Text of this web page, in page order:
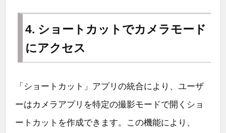
4. ショートカットでカメラモード
にアクセス
「ショートカット」アプリの統合により、ユーザ
ーはカメラアプリを特定の撮影モードで開くショ
ートカットを作成できます。この機能により、